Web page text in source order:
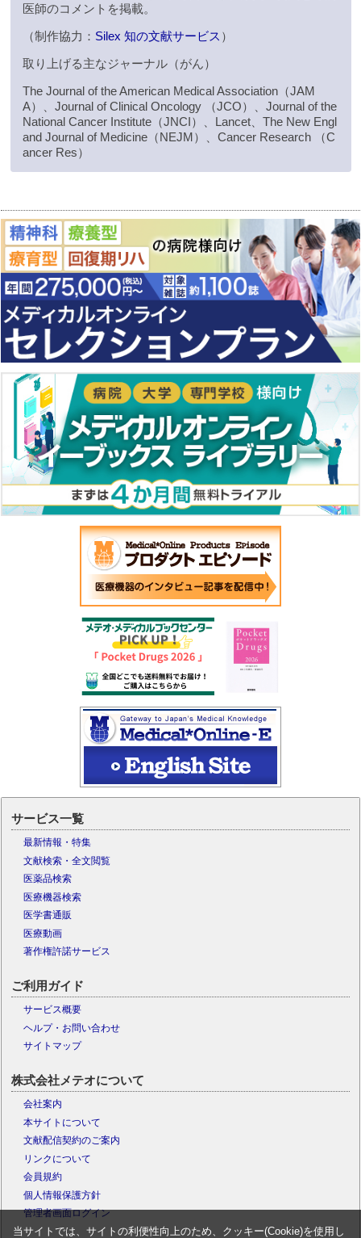
医師のコメントを掲載。
（制作協力： Silex 知の文献サービス ）
取り上げる主なジャーナル（がん）
The Journal of the American Medical Association（JAM
A）、Journal of Clinical Oncology （JCO）、Journal of the
National Cancer Institute（JNCI）、Lancet、The New Engl
and Journal of Medicine（NEJM）、Cancer Research （C
ancer Res）
サービス一覧
最新情報・特集
文献検索・全文閲覧
医薬品検索
医療機器検索
医学書通販
医療動画
著作権許諾サービス
ご利用ガイド
サービス概要
ヘルプ・お問い合わせ
サイトマップ
株式会社メテオについて
会社案内
本サイトについて
文献配信契約のご案内
リンクについて
会員規約
個人情報保護方針
管理者画面ログイン
当サイトでは、サイトの利便性向上のため、クッキー(Cookie)を使用し